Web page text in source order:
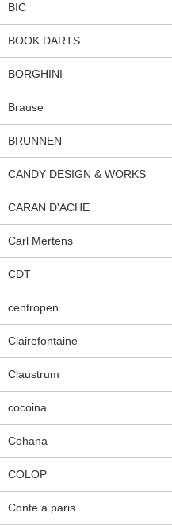
BIC
BOOK DARTS
BORGHINI
Brause
BRUNNEN
CANDY DESIGN & WORKS
CARAN D'ACHE
Carl Mertens
CDT
centropen
Clairefontaine
Claustrum
cocoina
Cohana
COLOP
Conte a paris